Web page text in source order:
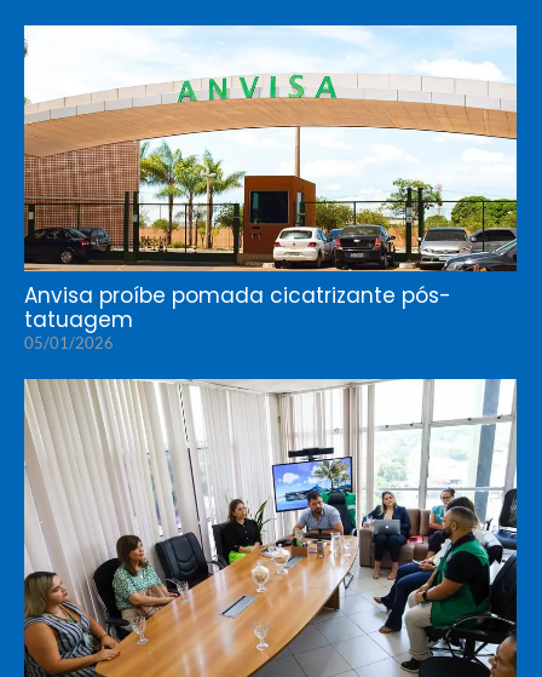
Anvisa proíbe pomada cicatrizante pós-
tatuagem
05/01/2026